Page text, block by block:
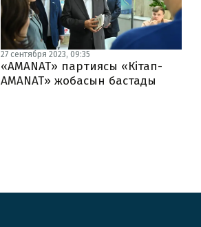
27 сентября 2023, 09:35
«AMANAT» партиясы «Кітап-
AMANAT» жобасын бастады